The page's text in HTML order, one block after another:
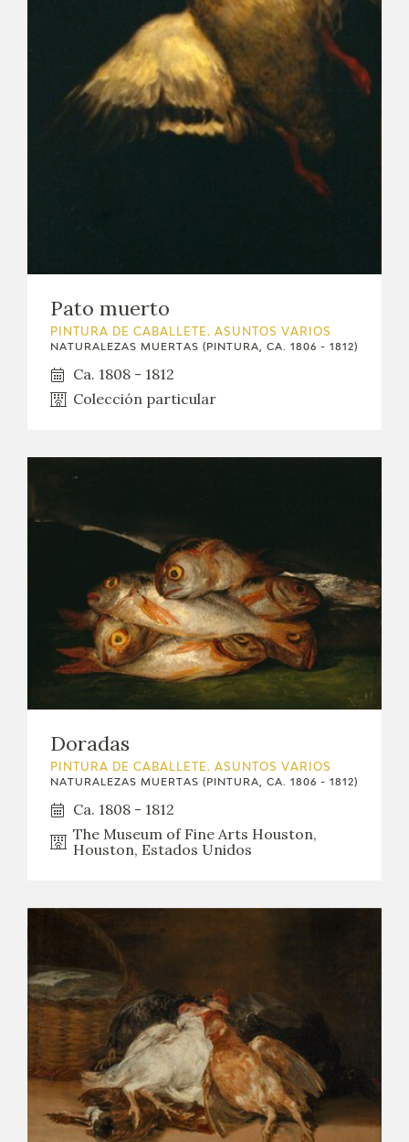
Pato muerto
PINTURA DE CABALLETE. ASUNTOS VARIOS
NATURALEZAS MUERTAS (PINTURA, CA. 1806 - 1812)
Ca. 1808 - 1812
Colección particular
Doradas
PINTURA DE CABALLETE. ASUNTOS VARIOS
NATURALEZAS MUERTAS (PINTURA, CA. 1806 - 1812)
Ca. 1808 - 1812
The Museum of Fine Arts Houston,
Houston, Estados Unidos